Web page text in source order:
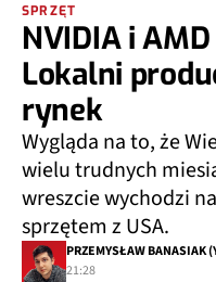
SPRZĘT
NVIDIA i
Lokalni
rynek
Wygląda na to, że
wielu trudnych
wreszcie wychodzi
sprzętem z USA.
PRZEMYSŁAW BANASIAK
21:28